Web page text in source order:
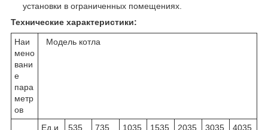
установки в ограниченных помещениях.
Технические характеристики:
Наи
мено
вани
е
пара
метр
ов
Модель котла
Ед.и
535 735 1035 1535 2035 3035 4035